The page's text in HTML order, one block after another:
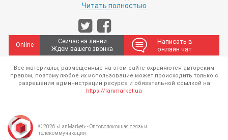
Читать полностью
Online
Сейчас на линии
Ждем вашего звонка
Написать в
онлайн чат
© 2026 «LanMarket» - Оптоволоконная связь и
телекоммуникации
Все материалы, размещенные на этом сайте охраняются авторским
правом, поэтому любое их использование может происходить только с
разрешения администрации ресурса и обязательной ссылкой на
https://lanmarket.ua